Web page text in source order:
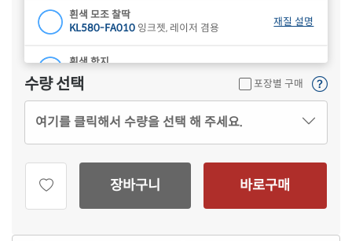
흰색 모조 찰딱
KL580-FA010 잉크젯, 레이저 겸용
재질 설명
흰색 한지
CL580HJ-FA010
재질 설명
CL580B-FA010잉크젯, 레이저 겸용
재질 설명
CL580G-FA010
잉크젯, 레이저 겸용
재질 설명
재질 설명
수량 선택 포장별 구매
여기를 클릭해서 수량을 선택 해 주세요.
장바구니 바로구매